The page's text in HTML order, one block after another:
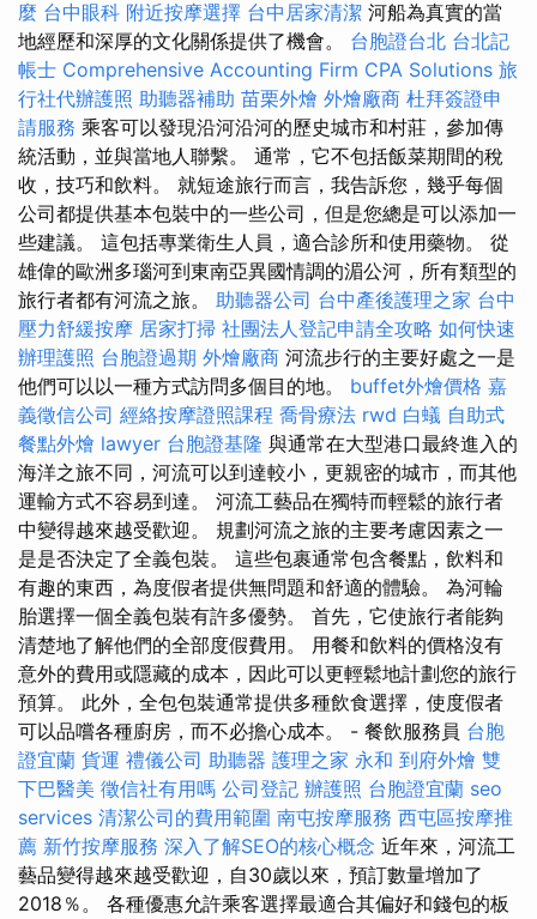
麼 台中眼科 附近按摩選擇 台中居家清潔 河船為真實的當
地經歷和深厚的文化關係提供了機會。 台胞證台北 台北記
帳士 Comprehensive Accounting Firm CPA Solutions 旅
行社代辦護照 助聽器補助 苗栗外燴 外燴廠商 杜拜簽證申
請服務 乘客可以發現沿河沿河的歷史城市和村莊，參加傳
統活動，並與當地人聯繫。 通常，它不包括飯菜期間的稅
收，技巧和飲料。 就短途旅行而言，我告訴您，幾乎每個
公司都提供基本包裝中的一些公司，但是您總是可以添加一
些建議。 這包括專業衛生人員，適合診所和使用藥物。 從
雄偉的歐洲多瑙河到東南亞異國情調的湄公河，所有類型的
旅行者都有河流之旅。 助聽器公司 台中產後護理之家 台中
壓力舒緩按摩 居家打掃 社團法人登記申請全攻略 如何快速
辦理護照 台胞證過期 外燴廠商 河流步行的主要好處之一是
他們可以以一種方式訪問​​多個目的地。 buffet外燴價格 嘉
義徵信公司 經絡按摩證照課程 喬骨療法 rwd 白蟻 自助式
餐點外燴 lawyer 台胞證基隆 與通常在大型港口最終進入的
海洋之旅不同，河流可以到達較小，更親密的城市，而其他
運輸方式不容易到達。 河流工藝品在獨特而輕鬆的旅行者
中變得越來越受歡迎。 規劃河流之旅的主要考慮因素之一
是是否決定了全義包裝。 這些包裹通常包含餐點，飲料和
有趣的東西，為度假者提供無問題和舒適的體驗。 為河輪
胎選擇一個全義包裝有許多優勢。 首先，它使旅行者能夠
清楚地了解他們的全部度假費用。 用餐和飲料的價格沒有
意外的費用或隱藏的成本，因此可以更輕鬆地計劃您的旅行
預算。 此外，全包包裝通常提供多種飲食選擇，使度假者
可以品嚐各種廚房，而不必擔心成本。 - 餐飲服務員 台胞
證宜蘭 貨運 禮儀公司 助聽器 護理之家 永和 到府外燴 雙
下巴醫美 徵信社有用嗎 公司登記 辦護照 台胞證宜蘭 seo
services 清潔公司的費用範圍 南屯按摩服務 西屯區按摩推
薦 新竹按摩服務 深入了解SEO的核心概念 近年來，河流工
藝品變得越來越受歡迎，自30歲以來，預訂數量增加了
2018％。 各種優惠允許乘客選擇最適合其偏好和錢包的板